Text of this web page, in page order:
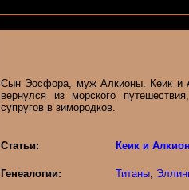
Сын Эосфора, муж Алкионы. Кеик и
вернулся из морского
супругов в зимородков.
Статьи: Кеик и
Генеалогии: Титаны,